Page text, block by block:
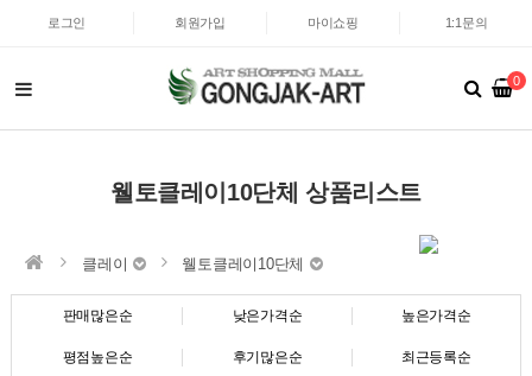
로그인 회원가입 마이쇼핑 1:1문의
0
웰토클레이10단체 상품리스트
클레이 웰토클레이10단체
판매많은순 낮은가격순 높은가격순
평점높은순 후기많은순 최근등록순